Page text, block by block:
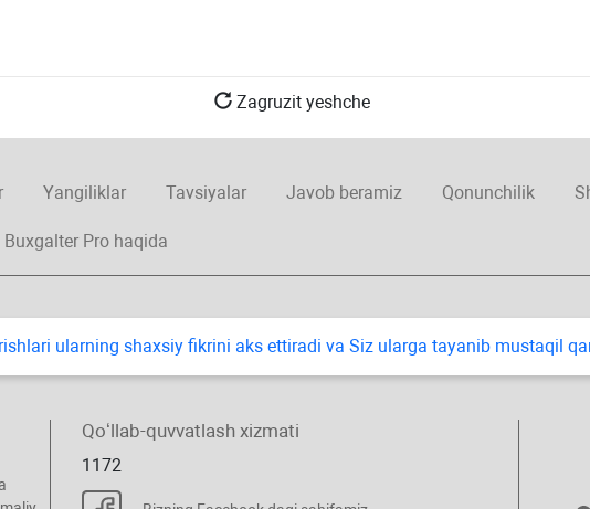
Zagruzit yeshche
Yangiliklar Tavsiyalar Javob beramiz Qonunchilik
Buxgalter Pro haqida
ularning shaхsiy fikrini aks ettiradi va Siz ularga tayanib mustaqil
Qoʻllab-quvvatlash хizmati
1172